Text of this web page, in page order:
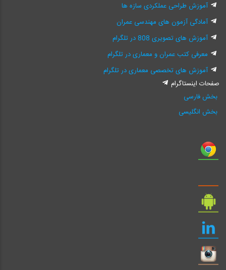
آموزش طراحی عملکردی سازه ها
آمادگی آزمون های مهندسی عمران
آموزش های تصویری 808 در تلگرام
معرفی کتب عمران و معماری در تلگرام
آموزش های تخصصی معماری در تلگرام
صفحات اینستاگرام
بخش فارسی
بخش انگلیسی